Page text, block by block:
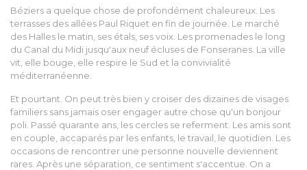
Béziers a quelque chose de profondément chaleureux. Les
terrasses des allées Paul Riquet en fin de journée. Le marché
des Halles le matin, ses étals, ses voix. Les promenades le long
du Canal du Midi jusqu'aux neuf écluses de Fonseranes. La ville
vit, elle bouge, elle respire le Sud et la convivialité
méditerranéenne.
Et pourtant. On peut très bien y croiser des dizaines de visages
familiers sans jamais oser engager autre chose qu'un bonjour
poli. Passé quarante ans, les cercles se referment. Les amis sont
en couple, accaparés par les enfants, le travail, le quotidien. Les
occasions de rencontrer une personne nouvelle deviennent
rares. Après une séparation, ce sentiment s'accentue. On a